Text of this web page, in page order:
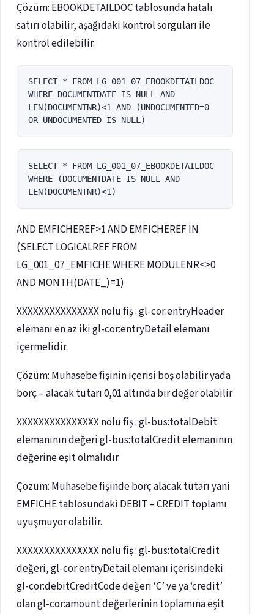
Çözüm: EBOOKDETAILDOC tablosunda hatalı
satırı olabilir, aşağıdaki kontrol sorguları ile
kontrol edilebilir.
SELECT * FROM LG_001_07_EBOOKDETAILDOC
WHERE DOCUMENTDATE IS NULL AND
LEN(DOCUMENTNR)<1 AND (UNDOCUMENTED=0
OR UNDOCUMENTED IS NULL)
SELECT * FROM LG_001_07_EBOOKDETAILDOC
WHERE (DOCUMENTDATE IS NULL AND
LEN(DOCUMENTNR)<1)
AND EMFICHEREF>1 AND EMFICHEREF IN
(SELECT LOGICALREF FROM
LG_001_07_EMFICHE WHERE MODULENR<>0
AND MONTH(DATE_)=1)
XXXXXXXXXXXXXXX nolu fiş : gl-cor:entryHeader
elemanı en az iki gl-cor:entryDetail elemanı
içermelidir.
Çözüm: Muhasebe fişinin içerisi boş olabilir yada
borç – alacak tutarı 0,01 altında bir değer olabilir
XXXXXXXXXXXXXXX nolu fiş : gl-bus:totalDebit
elemanının değeri gl-bus:totalCredit elemanının
değerine eşit olmalıdır.
Çözüm: Muhasebe fişinde borç alacak tutarı yani
EMFICHE tablosundaki DEBIT – CREDIT toplamı
uyuşmuyor olabilir.
XXXXXXXXXXXXXXX nolu fiş : gl-bus:totalCredit
değeri, gl-cor:entryDetail elemanı içerisindeki
gl-cor:debitCreditCode değeri ‘C’ ve ya ‘credit’
olan gl-cor:amount değerlerinin toplamına eşit